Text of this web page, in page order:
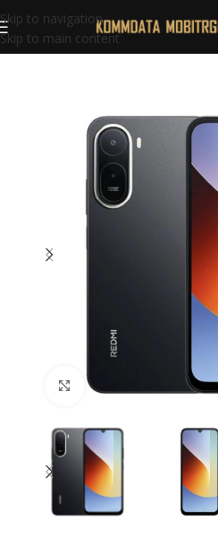
Skip to navigation
Skip to main content
Click to enlarge